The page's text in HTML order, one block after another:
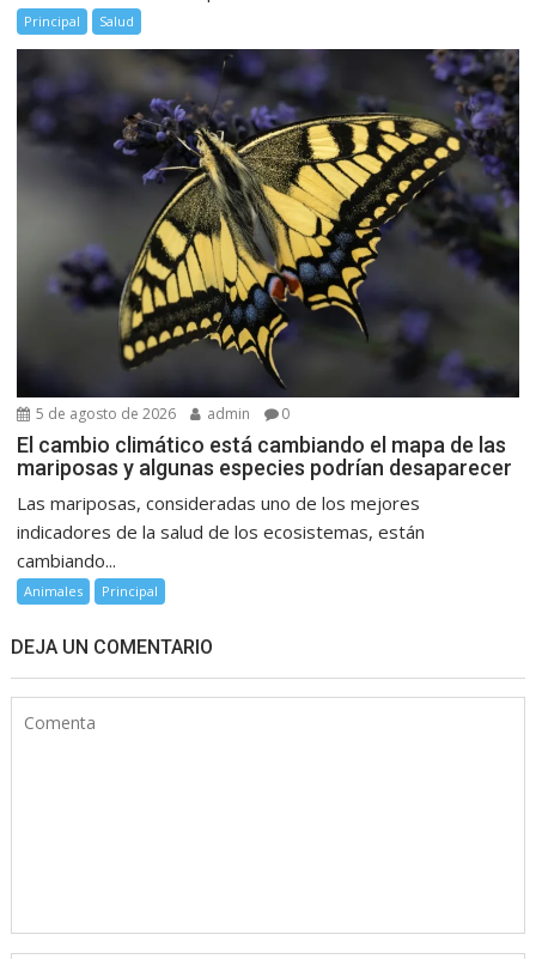
Principal Salud
5 de agosto de 2026 admin 0
El cambio climático está cambiando el mapa de las
mariposas y algunas especies podrían desaparecer
Las mariposas, consideradas uno de los mejores
indicadores de la salud de los ecosistemas, están
cambiando...
Animales Principal
DEJA UN COMENTARIO